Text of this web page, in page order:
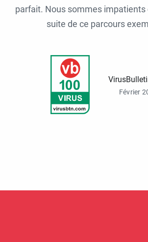
parfait. Nous sommes impatients
suite de ce parcours
Février